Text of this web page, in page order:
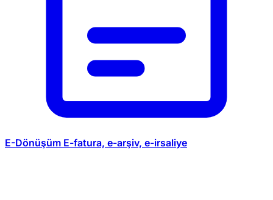
E-Dönüşüm E-fatura, e-arşiv, e-irsaliye